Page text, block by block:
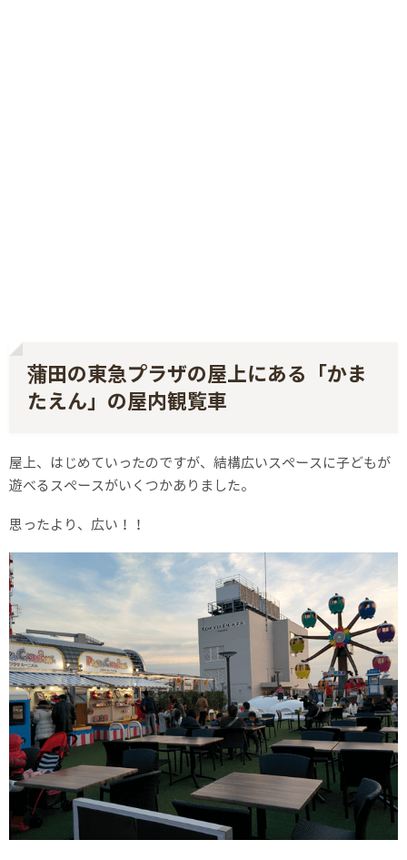
蒲田の東急プラザの屋上にある「かま
たえん」の屋内観覧車
屋上、はじめていったのですが、結構広いスペースに子どもが
遊べるスペースがいくつかありました。
思ったより、広い！！